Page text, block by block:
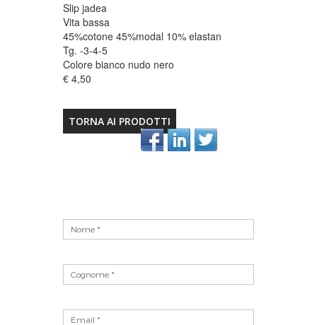
Slip jadea
Vita bassa
45%cotone 45%modal 10% elastan
Tg. -3-4-5
Colore bianco nudo nero
€ 4,50
TORNA AI PRODOTTI